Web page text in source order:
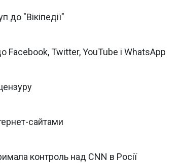
до "Вікіпедії"
Twitter, YouTube і WhatsApp
сайтами
контроль над CNN в Росії